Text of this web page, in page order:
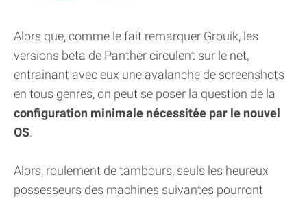
Alors que, comme le fait remarquer Grouik, les
versions beta de Panther circulent sur le net,
entrainant avec eux une avalanche de screenshots
en tous genres, on peut se poser la question de la
configuration minimale nécessitée par le nouvel
OS.
Alors, roulement de tambours, seuls les heureux
possesseurs des machines suivantes pourront